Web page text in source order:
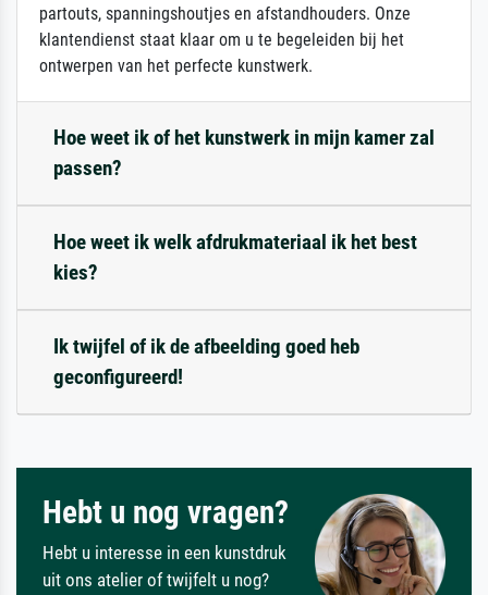
partouts, spanningshoutjes en afstandhouders. Onze
klantendienst staat klaar om u te begeleiden bij het
ontwerpen van het perfecte kunstwerk.
Hoe weet ik of het kunstwerk in mijn kamer zal
passen?
Hoe weet ik welk afdrukmateriaal ik het best
kies?
Ik twijfel of ik de afbeelding goed heb
geconfigureerd!
Hebt u nog vragen?
Hebt u interesse in een kunstdruk
uit ons atelier of twijfelt u nog?